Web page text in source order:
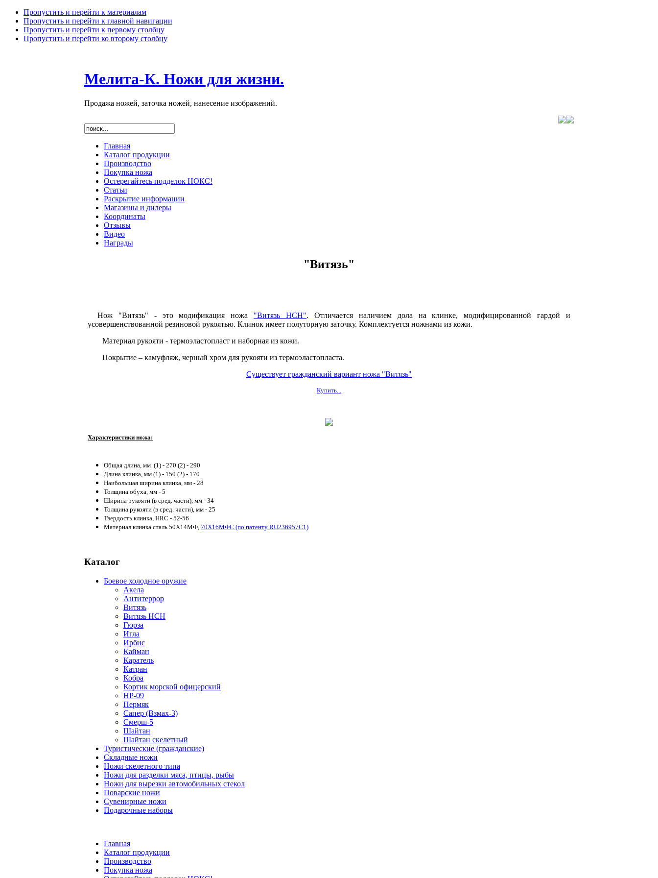
Пропустить и перейти к материалам
Пропустить и перейти к главной навигации
Пропустить и перейти к первому столбцу
Пропустить и перейти ко второму столбцу
Мелита-К. Ножи для жизни.
Продажа ножей, заточка ножей, нанесение изображений.
Главная
Каталог продукции
Производство
Покупка ножа
Остерегайтесь подделок НОКС!
Статьи
Раскрытие информации
Магазины и дилеры
Координаты
Отзывы
Видео
Награды
"Витязь"
Нож "Витязь" -это модификация ножа "Витязь НСН". Отличается наличием дола на клинке, модифицированной гардой и
усовершенствованной резиновой рукоятью. Клинок имеет полуторную заточку. Комплектуется ножнами из кожи.
Материал рукояти - термоэластопласт и наборная из кожи.
Покрытие – камуфляж, черный хром для рукояти из термоэластопласта.
Существует гражданский вариант ножа "Витязь"
Купить...
Характеристики ножа:
Общая длина, мм (1) - 270 (2) - 290
Длина клинка, мм (1) - 150 (2) - 170
Наибольшая ширина клинка, мм - 28
Толщина обуха, мм - 5
Ширина рукояти (в сред. части), мм - 34
Толщина рукояти (в сред. части), мм - 25
Твердость клинка, HRC - 52-56
Материал клинка сталь 50Х14МФ, 70Х16МФC (по патенту RU236957C1)
Каталог
Боевое холодное оружие
Акела
Антитеррор
Витязь
Витязь НСН
Гюрза
Игла
Ирбис
Кайман
Каратель
Катран
Кобра
Кортик морской офицерский
НР-09
Пермяк
Сапер (Взмах-3)
Смерш-5
Шайтан
Шайтан скелетный
Туристические (гражданские)
Складные ножи
Ножи скелетного типа
Ножи для разделки мяса, птицы, рыбы
Ножи для вырезки автомобильных стекол
Поварские ножи
Сувенирные ножи
Подарочные наборы
Главная
Каталог продукции
Производство
Покупка ножа